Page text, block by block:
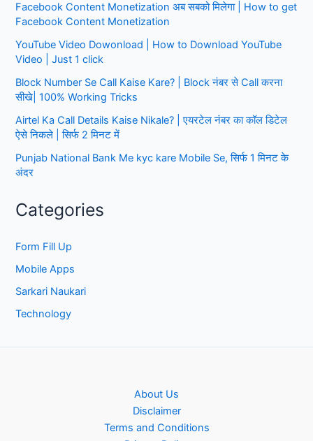
1
मिनट
में
Facebook Content Monetization अब सबको मिलेगा | How to get
Facebook Content Monetization
YouTube Video Dowonload | How to Download YouTube
Video | Just 1 click
Block Number Se Call Kaise Kare? | Block नंबर से Call करना
सीखे| 100% Working Tricks
Airtel Ka Call Details Kaise Nikale? | एयरटेल नंबर का कॉल डिटेल
ऐसे निकले | सिर्फ 2 मिनट में
Punjab National Bank Me kyc kare Mobile Se, सिर्फ 1 मिनट के
अंदर
Categories
Form Fill Up
Mobile Apps
Sarkari Naukari
Technology
About Us
Disclaimer
Terms and Conditions